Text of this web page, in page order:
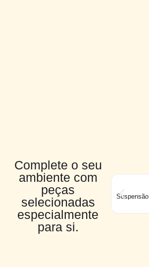
Complete o seu
ambiente com
peças
selecionadas
especialmente
para si.
Suspensão